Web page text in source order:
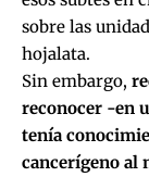
sobre las
hojalata.
Sin embargo,
reconocer -en
tenía
cancerígeno al